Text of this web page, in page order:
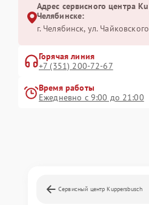
Адрес сервисного центра
Челябинске:
г. Челябинск, ул.
Горячая линия
+7 (351) 200-72-67
Время работы
Ежедневно с 9:00 до 21:00
Сервисный центр Kuppersbusch